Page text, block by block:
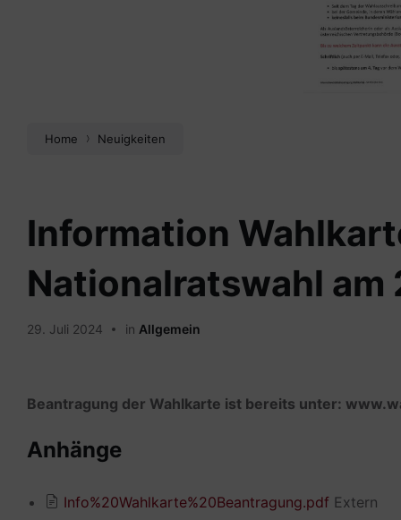
Home Neuigkeiten
Information
Nationalratswahl
29. Juli 2024 in Allgemein
Beantragung der Wahlkarte ist bereits unter:
Anhänge
Info%20Wahlkarte%20Beantragung.pdf Extern